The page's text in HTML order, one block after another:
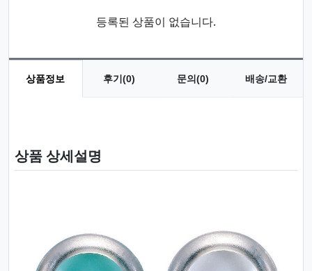
등록된 상품이 없습니다.
상품정보 후기(0) 문의(0) 배송/교환
상품 상세설명